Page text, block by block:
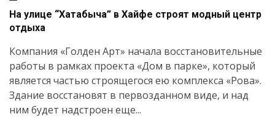
На улице “Хатабыча” в Хайфе строят модный центр
отдыха
Компания «Голден Арт» начала восстановительные
работы в рамках проекта «Дом в парке», который
является частью строящегося ею комплекса «Рова».
Здание восстановят в первозданном виде, и над
ним будет надстроен еще...